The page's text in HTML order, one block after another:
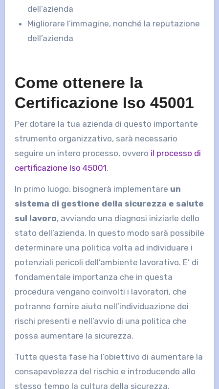
dell’azienda
Migliorare l’immagine, nonché la reputazione
dell’azienda
Come ottenere la
Certificazione Iso 45001
Per dotare la tua azienda di questo importante
strumento organizzativo, sarà necessario
seguire un intero processo, ovvero il processo di
certificazione Iso 45001.
In primo luogo, bisognerà implementare un
sistema di gestione della sicurezza e salute
sul lavoro, avviando una diagnosi iniziarle dello
stato dell’azienda. In questo modo sarà possibile
determinare una politica volta ad individuare i
potenziali pericoli dell’ambiente lavorativo. E’ di
fondamentale importanza che in questa
procedura vengano coinvolti i lavoratori, che
potranno fornire aiuto nell’individuazione dei
rischi presenti e nell’avvio di una politica che
possa aumentare la sicurezza.
Tutta questa fase ha l’obiettivo di aumentare la
consapevolezza del rischio e introducendo allo
stesso tempo la cultura della sicurezza.